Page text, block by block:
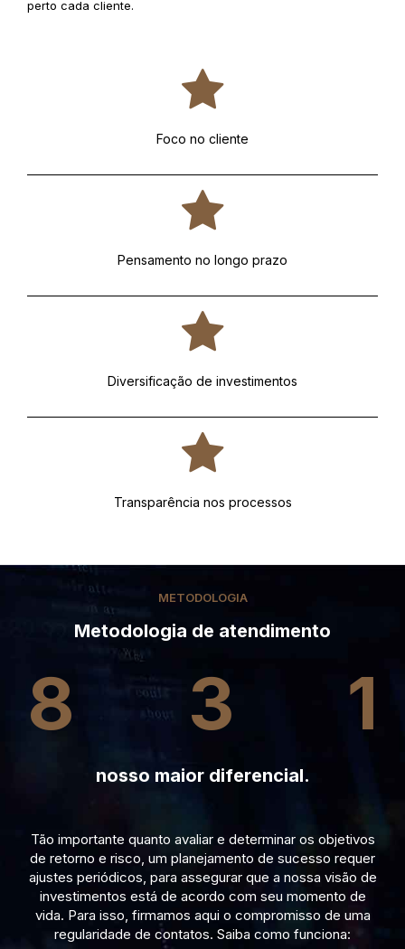
perto cada cliente.
Foco no cliente
Pensamento no longo prazo
Diversificação de investimentos
Transparência nos processos
METODOLOGIA
Metodologia de atendimento
8 3 1
nosso maior diferencial.
Tão importante quanto avaliar e determinar os objetivos
de retorno e risco, um planejamento de sucesso requer
ajustes periódicos, para assegurar que a nossa visão de
investimentos está de acordo com seu momento de
vida. Para isso, firmamos aqui o compromisso de uma
regularidade de contatos. Saiba como funciona: